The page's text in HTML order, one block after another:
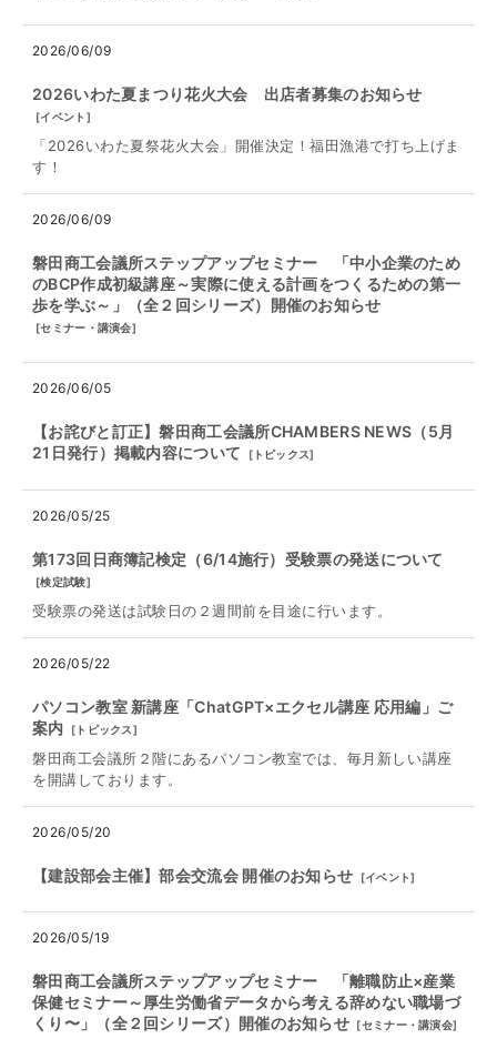
2026/06/09
2026いわた夏まつり花火大会 出店者募集のお知らせ
[イベント ]
「2026いわた夏祭花火大会」開催決定！福田漁港で打ち上げま
す！
2026/06/09
磐田商工会議所ステップアップセミナー 「中小企業のため
のBCP作成初級講座～実際に使える計画をつくるための第一
歩を学ぶ～」（全２回シリーズ）開催のお知らせ
[セミナー・講演会]
2026/06/05
【お詫びと訂正】磐田商工会議所CHAMBERS NEWS（5月
21日発行）掲載内容について
[トピックス]
2026/05/25
第173回日商簿記検定（6/14施行）受験票の発送について
[検定試験]
受験票の発送は試験日の２週間前を目途に行います。
2026/05/22
パソコン教室 新講座「ChatGPT×エクセル講座 応用編」ご
案内
[ トピックス]
磐田商工会議所２階にあるパソコン教室では、毎月新しい講座
を開講しております。
2026/05/20
【建設部会主催】部会交流会 開催のお知らせ [イベント]
2026/05/19
磐田商工会議所ステップアップセミナー 「離職防止×産業
保健セミナー～厚⽣労働省データから考える辞めない職場づ
くり〜」（全２回シリーズ）開催のお知らせ [セミナー・講演会]